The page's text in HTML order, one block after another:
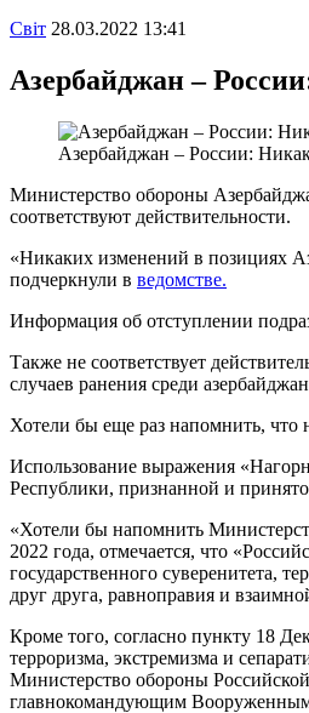
Свiт 28.03.2022 13:41
Азербайджан –
Азербайджан – России:
Министерство обороны
соответствуют действительности.
«Никаких изменений в позициях
подчеркнули в ведомстве.
Информация об отступлении
Также не соответствует
случаев ранения среди
Хотели бы еще раз напомнить, что
Использование выражения
Республики, признанной и
«Хотели бы напомнить
2022 года, отмечается, что
государственного суверенитета,
друг друга, равноправия и
Кроме того, согласно пункту 18
терроризма, экстремизма и
Министерство обороны
главнокомандующим